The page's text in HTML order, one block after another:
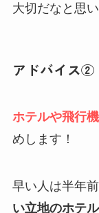
大切だなと思い
アドバイス②
ホテルや飛行
めします！
早い人は半年
い立地のホテ